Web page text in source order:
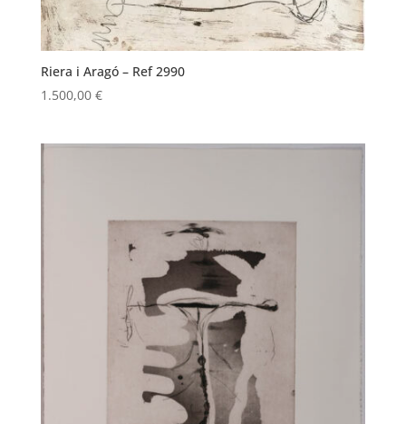
Riera i Aragó – Ref 2990
1.500,00 €